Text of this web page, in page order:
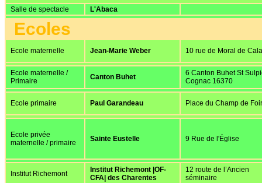
Salle de spectacle
L'Abaca
Ecoles
Ecole maternelle Jean-Marie Weber 10 rue de Moral de
Ecole maternelle /
Primaire
Canton Buhet
6 Canton Buhet St
Cognac 16370
Ecole primaire Paul Garandeau Place du Champ de
Ecole privée
maternelle / primaire
Sainte Eustelle 9 Rue de l'Église
Institut Richemont
Institut Richemont |OF-
CFA| des Charentes
12 route de l’Ancien
séminaire